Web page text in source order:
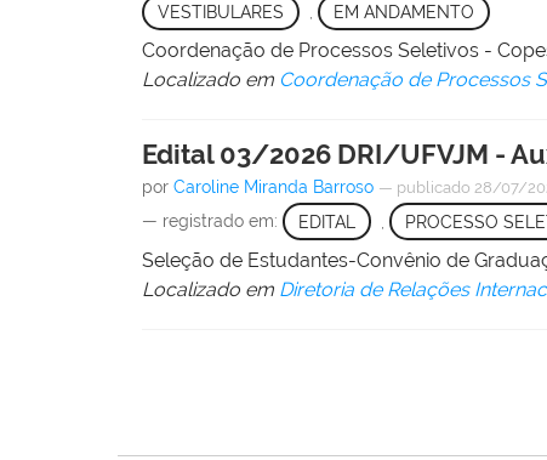
VESTIBULARES EM ANDAMENTO
Coordenação de Processos Seletivos -
Localizado em Coordenação de Processos
Edital 03/2026 DRI/UFVJM -
porCaroline Miranda Barroso — publicado 28/07/
— registrado em: EDITAL PROCESSO
Seleção de Estudantes-Convênio de
Localizado em Diretoria de Relações